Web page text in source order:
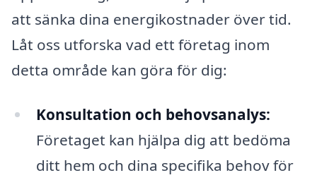
att sänka dina energikostnader över tid.
Låt oss utforska vad ett företag inom
detta område kan göra för dig:
Konsultation och behovsanalys:
Företaget kan hjälpa dig att bedöma
ditt hem och dina specifika behov för